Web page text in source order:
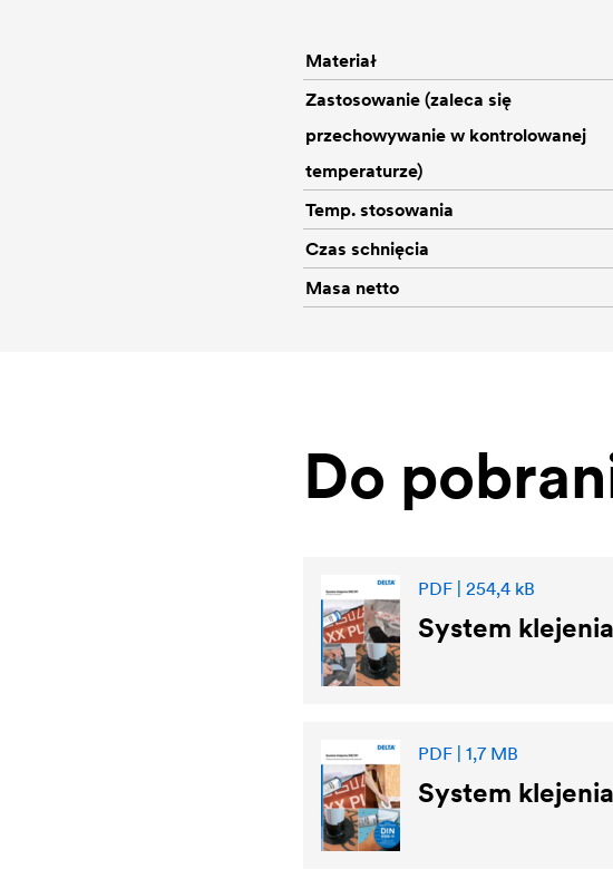
Materiał
Zastosowanie (zaleca się
przechowywanie w kontrolowanej
temperaturze)
Temp. stosowania
Czas schnięcia
Masa netto
Do
PDF | 254,4 kB
System
PDF | 1,7 MB
System